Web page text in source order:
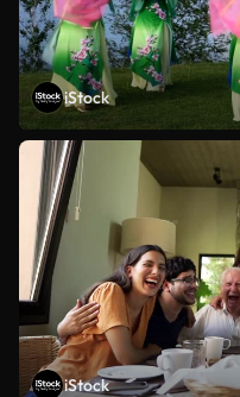
iStock
iStock